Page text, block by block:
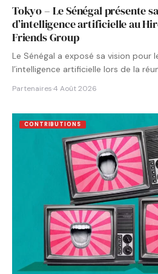
Tokyo – Le Sénégal présente
d’intelligence artificielle au
Friends Group
Le Sénégal a exposé sa vision pour
l’intelligence artificielle lors de la
Partenaires·4 Août 2026
CONTRIBUTIONS